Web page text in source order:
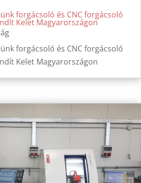
forgácsoló és CNC forgácsoló
Kelet Magyarországon
forgácsoló és CNC forgácsoló
Kelet Magyarországon